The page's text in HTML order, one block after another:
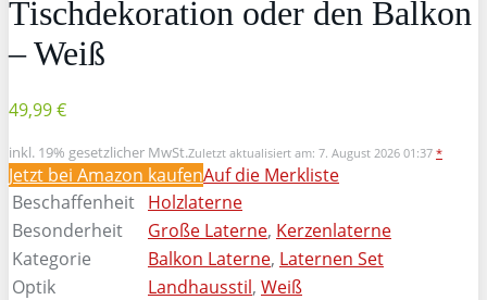
Tischdekoration oder den Balkon
– Weiß
49,99 €
inkl. 19% gesetzlicher MwSt.Zuletzt aktualisiert am: 7. August 2026 01:37 *
Jetzt bei Amazon kaufenAuf die Merkliste
Beschaffenheit Holzlaterne
Besonderheit
Große Laterne, Kerzenlaterne
Kategorie
Balkon Laterne, Laternen Set
Optik
Landhausstil, Weiß